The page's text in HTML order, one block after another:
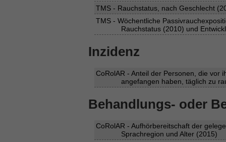
TMS - Rauchstatus, nach Geschlecht
TMS - Wöchentliche
Rauchstatus (2010) und
Inzidenz
CoRolAR - Anteil der Personen, die vor
angefangen haben, täglich zu
Behandlungs- oder
CoRolAR - Aufhörbereitschaft der
Sprachregion und Alter (2015)